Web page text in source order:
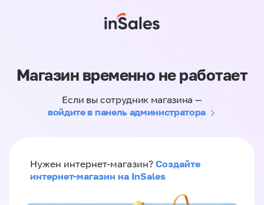
Магазин временно не работает
Если вы сотрудник магазина —
войдите в панель администратора
Нужен интернет-магазин? Создайте
интернет-магазин на InSales